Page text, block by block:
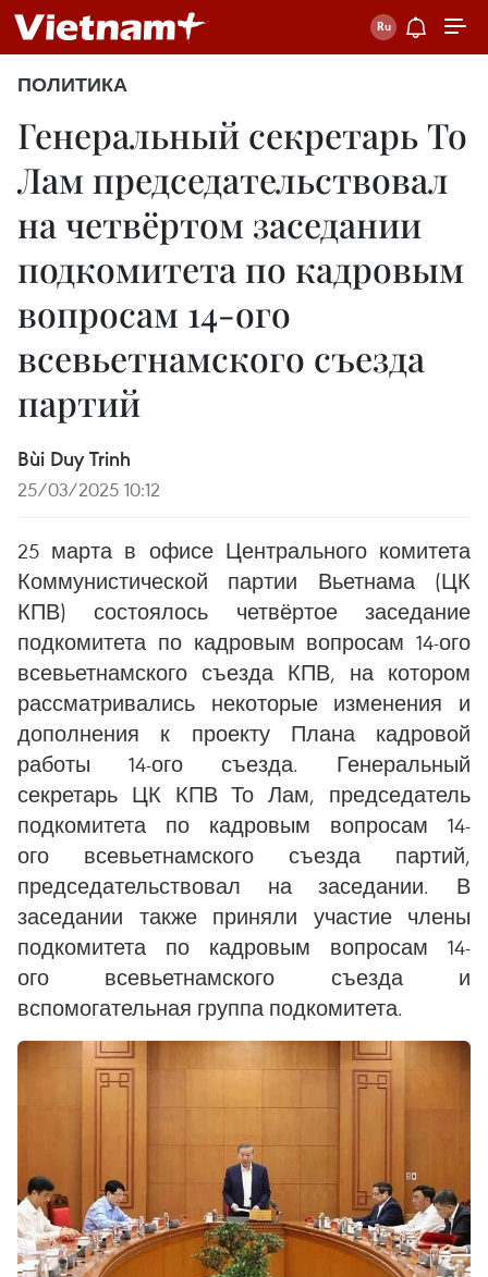
ПОЛИТИКА
Генеральный секретарь То
Лам председательствовал
на четвёртом заседании
подкомитета по кадровым
вопросам 14-ого
всевьетнамского съезда
партий
Bùi Duy Trinh
25/03/2025 10:12
25 марта в офисе Центрального комитета
Коммунистической партии Вьетнама (ЦК
КПВ) состоялось четвёртое заседание
подкомитета по кадровым вопросам 14-ого
всевьетнамского съезда КПВ, на котором
рассматривались некоторые изменения и
дополнения к проекту Плана кадровой
работы 14-ого съезда. Генеральный
секретарь ЦК КПВ То Лам, председатель
подкомитета по кадровым вопросам 14-
ого всевьетнамского съезда партий,
председательствовал на заседании. В
заседании также приняли участие члены
подкомитета по кадровым вопросам 14-
ого всевьетнамского съезда и
вспомогательная группа подкомитета.